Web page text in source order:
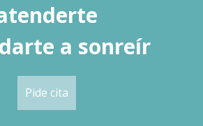
a sonreír
Pide cita